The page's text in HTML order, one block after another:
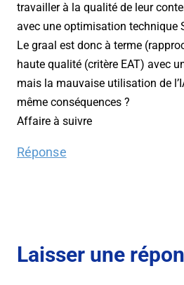
travailler à la qualité de leur
avec une optimisation technique
Le graal est donc à terme
haute qualité (critère EAT) avec
mais la mauvaise utilisation de
même conséquences ?
Affaire à suivre
Réponse
Laisser une